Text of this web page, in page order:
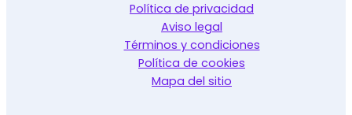
Política de privacidad
Aviso legal
Términos y condiciones
Política de cookies
Mapa del sitio